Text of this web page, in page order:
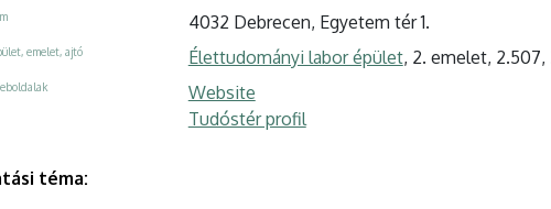
4032 Debrecen, Egyetem tér 1.
emelet, ajtó Élettudományi labor épület, 2. emelet, 2.507,
Website
Tudóstér profil
téma: